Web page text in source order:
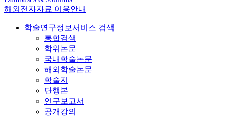
해외전자자료 이용안내
학술연구정보서비스 검색
통합검색
학위논문
국내학술논문
해외학술논문
학술지
단행본
연구보고서
공개강의